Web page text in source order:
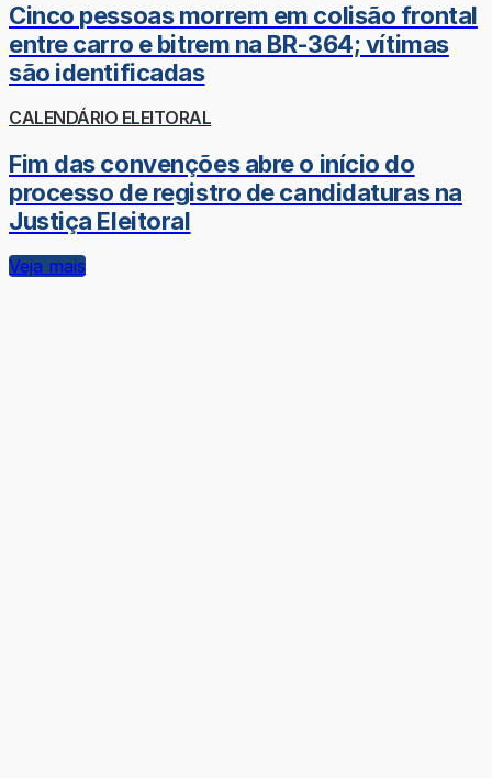
Cinco pessoas morrem em colisão frontal
entre carro e bitrem na BR-364; vítimas
são identificadas
CALENDÁRIO ELEITORAL
Fim das convenções abre o início do
processo de registro de candidaturas na
Justiça Eleitoral
Veja mais